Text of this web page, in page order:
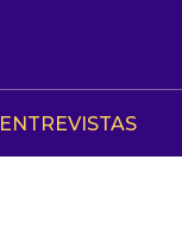
ENTREVISTAS